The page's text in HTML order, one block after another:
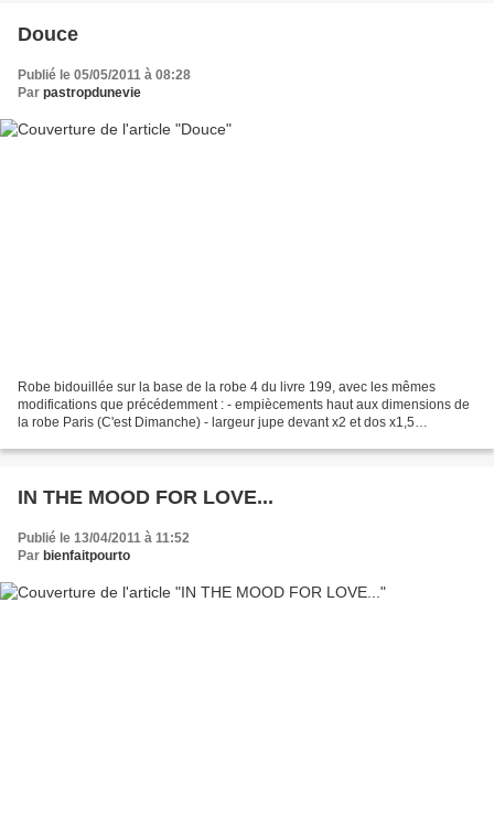
Douce
Publié le 05/05/2011 à 08:28
Par pastropdunevie
Robe bidouillée sur la base de la robe 4 du livre 199, avec les mêmes
modifications que précédemment : - empiècements haut aux dimensions de
la robe Paris (C'est Dimanche) - largeur jupe devant x2 et dos x1,5
IN THE MOOD FOR LOVE...
Publié le 13/04/2011 à 11:52
Par bienfaitpourto